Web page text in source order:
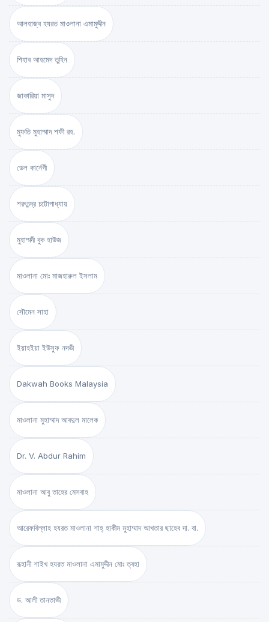
আলহাজ্ব হযরত মাওলানা এমামুদ্দীন
শিহাব আহমেদ তুহিন
জাকারিয়া মাসুদ
মুফতি মুহাম্মাদ শফী রহ.
ডেল কার্নেগী
শরৎচন্দ্র চট্টোপাধ্যায়
মুহাম্মদী বুক হাউজ
মাওলানা মোঃ মাজহারুল ইসলাম
সৌমেন সাহা
ইয়াহইয়া ইউসুফ নদভী
Dakwah Books Malaysia
মাওলানা মুহাম্মাদ আবদুল মালেক
Dr. V. Abdur Rahim
মাওলানা আবু তাহের মেসবাহ
আরেফবিল্লাহ হযরত মাওলানা শাহ্ হাকীম মুহাম্মাদ আখতার ছাহেব দা. বা.
রূহানী শাইখ হযরত মাওলানা এমামুদ্দীন মোঃ ত্বহা
ড. আলী তানতাভী